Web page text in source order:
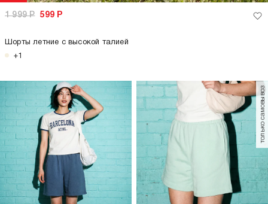
1 999Р 599 Р
Шорты летние с высокой талией
+1
только самовывоз